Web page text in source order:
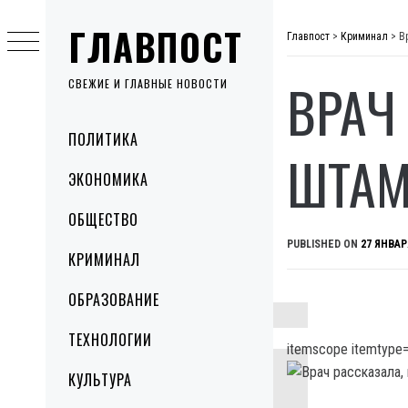
ГЛАВПОСТ
СВЕЖИЕ И ГЛАВНЫЕ НОВОСТИ
MenuПОЛИТИКА
ЭКОНОМИКА
ОБЩЕСТВО
КРИМИНАЛ
ОБРАЗОВАНИЕ
ТЕХНОЛОГИИ
КУЛЬТУРА
to
content
Главпост > Криминал >
PUBLISHED ON 27
itemscope